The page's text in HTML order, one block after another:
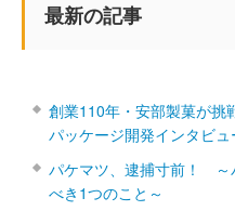
最新の記事
創業110年・安部製菓が挑
パッケージ開発インタビュ
パケマツ、逮捕寸前！ ～
べき1つのこと～